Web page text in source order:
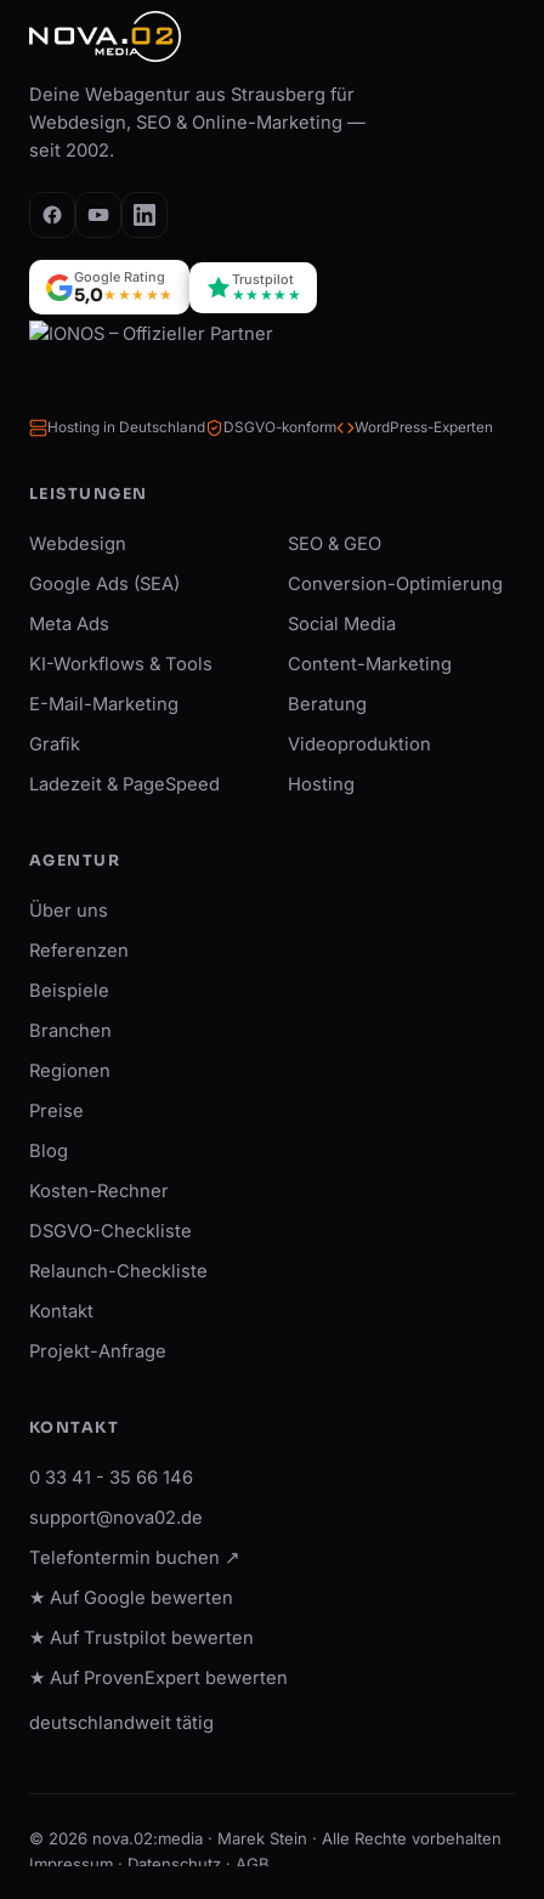
Deine Webagentur aus Strausberg für
Webdesign, SEO & Online-Marketing —
seit 2002.
Google Rating
5,0★★★★★
Trustpilot
★★★★★
Hosting in Deutschland DSGVO-konform WordPress-Experten
LEISTUNGEN
Webdesign
SEO & GEO
Google Ads (SEA)
Conversion-Optimierung
Meta Ads
Social Media
KI-Workflows & Tools
Content-Marketing
E-Mail-Marketing
Beratung
Grafik
Videoproduktion
Ladezeit & PageSpeed
Hosting
AGENTUR
Über uns
Referenzen
Beispiele
Branchen
Regionen
Preise
Blog
Kosten-Rechner
DSGVO-Checkliste
Relaunch-Checkliste
Kontakt
Projekt-Anfrage
KONTAKT
0 33 41 - 35 66 146
support@nova02.de
Telefontermin buchen ↗
★ Auf Google bewerten
★ Auf Trustpilot bewerten
★ Auf ProvenExpert bewerten
deutschlandweit tätig
© 2026 nova.02:media · Marek Stein · Alle Rechte vorbehalten
Impressum · Datenschutz · AGB